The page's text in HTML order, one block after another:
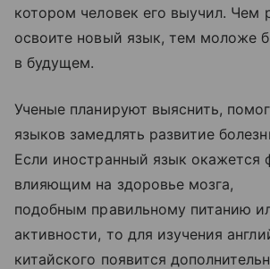
котором человек его выучил. Чем
освоите новый язык, тем моложе
в будущем.
Ученые планируют выяснить,
языков замедлять развитие
Если иностранный язык окажется
влияющим на здоровье мозга,
подобным правильному питанию
активности, то для изучения
китайского появится